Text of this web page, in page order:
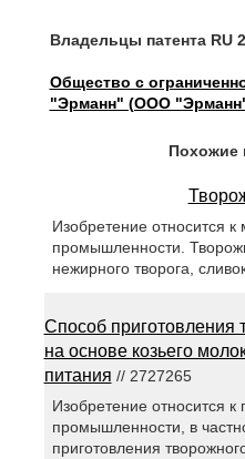
Владельцы патента RU
Общество с
"Эрманн" (ООО
Похожие
Изобретение относится к
промышленности.
нежирного творога,
Способ приготовления
на основе козьего
питания // 2727265
Изобретение относится к
промышленности, в
приготовления